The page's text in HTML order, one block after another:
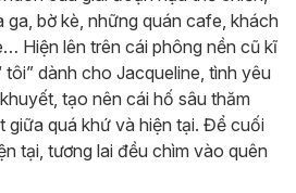
bờ kè, những quán cafe, khách
Hiện lên trên cái phông nền cũ kĩ
tôi” dành cho Jacqueline, tình yêu
tạo nên cái hố sâu thăm
giữa quá khứ và hiện tại. Để cuối
tại, tương lai đều chìm vào quên